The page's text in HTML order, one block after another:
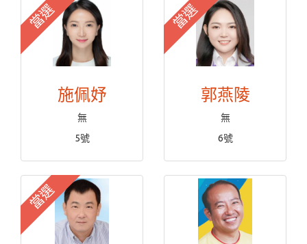
當選
施佩妤
無
5號
當選
郭燕陵
無
6號
當選